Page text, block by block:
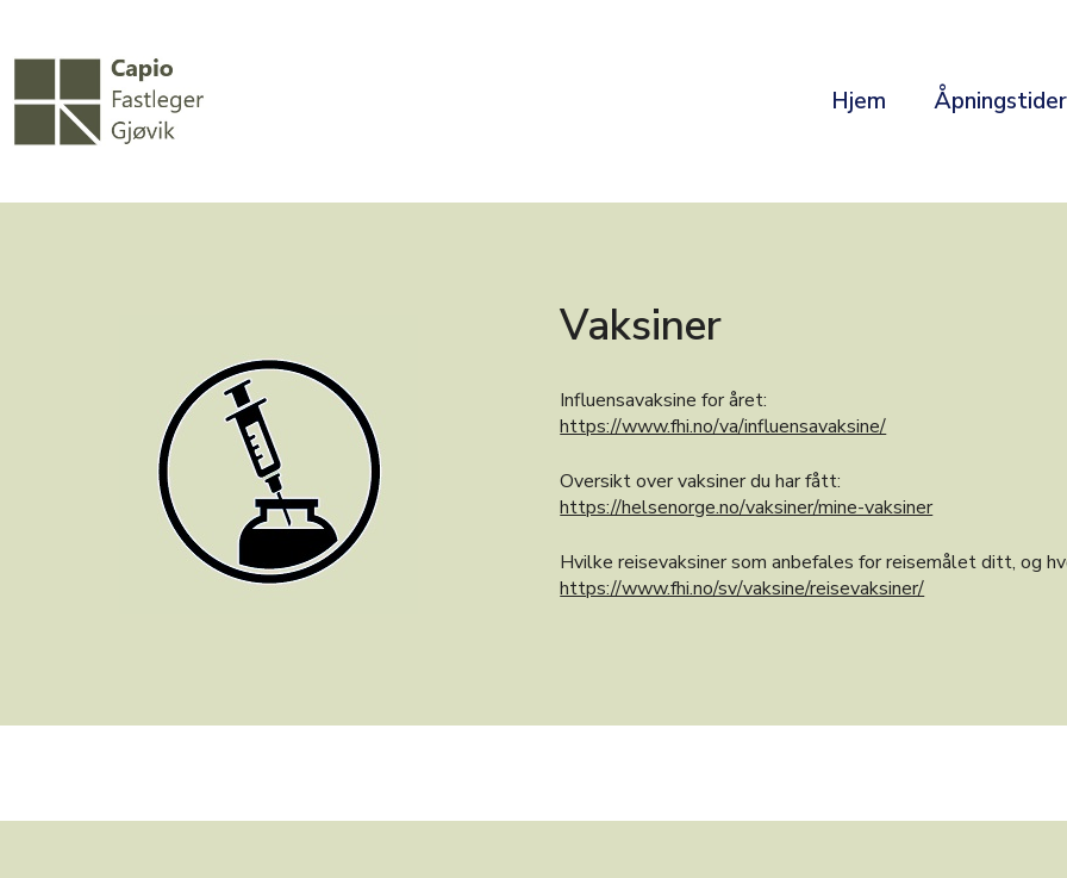
Hjem
Vaksiner
Influensavaksine for året:
https://www.fhi.no/va/influensavaksine/
Oversikt over vaksiner du har fått:
https://helsenorge.no/vaksiner/mine-vaksiner
Hvilke reisevaksiner som anbefales for reisemålet ditt, og
https://www.fhi.no/sv/vaksine/reisevaksiner/